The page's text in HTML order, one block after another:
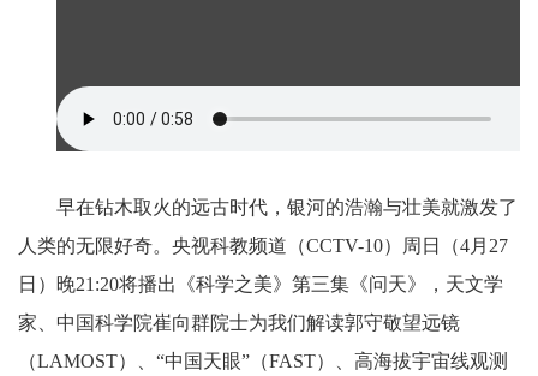
早在钻木取火的远古时代，银河的浩瀚与壮美就激发了
人类的无限好奇。央视科教频道（CCTV-10）周日（4月27
日）晚21:20将播出《科学之美》第三集《问天》，天文学
家、中国科学院崔向群院士为我们解读郭守敬望远镜
（LAMOST）、“中国天眼”（FAST）、高海拔宇宙线观测